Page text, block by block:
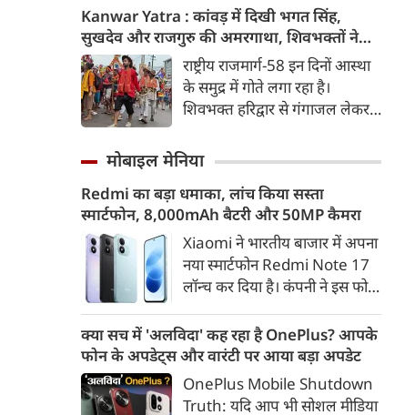
दिया। उन्होंने E20 को ‘बहुत बड़ा
मुद्दा’ बताते हुए आरोप लगाया कि
इसके इस्तेमाल से वाहनों को नुकसान
हो रहा है और इसका आर्थिक बोझ
आम उपभोक्ताओं पर पड़ रहा है।
Kanwar Yatra : कांवड़ में दिखी भगत सिंह,
सुखदेव और राजगुरु की अमरगाथा, शिवभक्तों ने
अनोखे अंदाज में दी श्रद्धांजलिराष्ट्रीय राजमार्ग-58 इन दिनों आस्था
के समुद्र में गोते लगा रहा है।
शिवभक्त हरिद्वार से गंगाजल लेकर
है। लाखों शिवभक्तों के बीच रंग-
का ध्यान बरबस अपनी ओर खींच रही
हैं। लेकिन ऐसे में जब शिव चौक से
एक गुजरी कांवड़ ने लोगों के दिलों को
गहराई तक छू लिया। यह केवल
कांवड़ नहीं थी, बल्कि देश की
समर्पित एक चलती-फिरती श्रद्धांजलि
थी।
मोबाइल मेनिया
Redmi का बड़ा धमाका, लांच किया सस्ता
स्मार्टफोन, 8,000mAh बैटरी और 50MP कैमरा
Xiaomi ने भारतीय बाजार में अपना
नया स्मार्टफोन Redmi Note 17
लॉन्च कर दिया है। कंपनी ने इस फोन
डिस्प्ले, 8,000mAh की बड़ी बैटरी
और Qualcomm Snapdragon
चिपसेट के साथ पेश किया है। फोन में
50MP का मेन कैमरा दिया गया है।
क्या सच में 'अलविदा' कह रहा है OnePlus? आपके
फोन के अपडेट्स और वारंटी पर आया बड़ा अपडेट
OnePlus Mobile Shutdown
Truth: यदि आप भी सोशल मीडिया